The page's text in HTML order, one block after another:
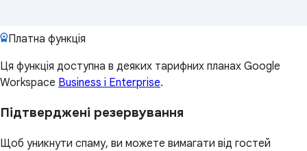
Платна функція
Ця функція доступна в деяких тарифних планах Google
Workspace Business і Enterprise.
Підтверджені резервування
Щоб уникнути спаму, ви можете вимагати від гостей